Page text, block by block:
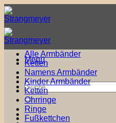
Zum
Inhalt
springen
Menü
Suche
nach:
Alle Armbänder
Ketten
Namens Armbänder
Kinder Armbänder
Ketten
Ohrringe
Ringe
Fußkettchen